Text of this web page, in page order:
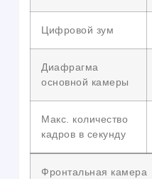
Цифровой зум
Диафрагма
основной камеры
Макс. количество
кадров в секунду
Фронтальная камера